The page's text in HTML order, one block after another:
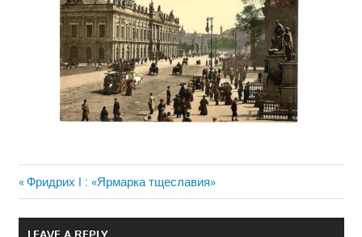
Навигация
Previous
Post:
Фридрих I : «Ярмарка тщеславия»
LEAVE A REPLY